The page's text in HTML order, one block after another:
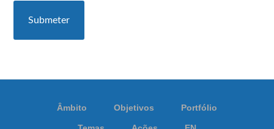
Âmbito Objetivos Portfólio